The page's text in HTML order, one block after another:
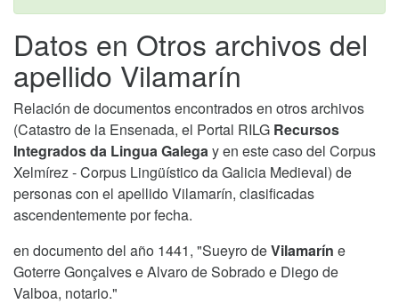
Datos en Otros archivos del
apellido Vilamarín
Relación de documentos encontrados en otros archivos
(Catastro de la Ensenada, el Portal RILG Recursos
Integrados da Lingua Galegay en este caso del Corpus
Xelmírez - Corpus Lingüístico da Galicia Medieval) de
personas con el apellido Vilamarín, clasificadas
ascendentemente por fecha.
en documento del año 1441, "Sueyro deVilamarín e
Goterre Gonçalves e Alvaro de Sobrado e Diego de
Valboa, notario."